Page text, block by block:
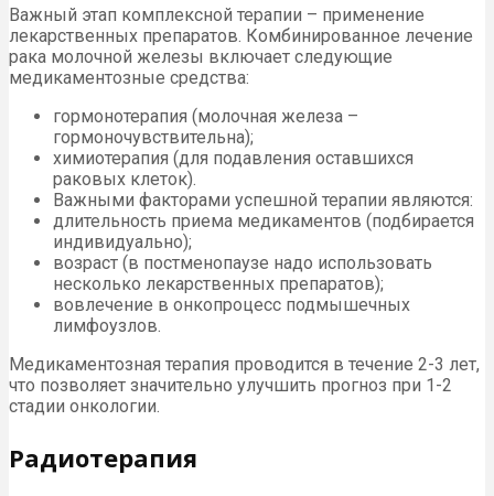
Важный этап комплексной терапии – применение
лекарственных препаратов. Комбинированное лечение
рака молочной железы включает следующие
медикаментозные средства:
гормонотерапия (молочная железа –
гормоночувствительна);
химиотерапия (для подавления оставшихся
раковых клеток).
Важными факторами успешной терапии являются:
длительность приема медикаментов (подбирается
индивидуально);
возраст (в постменопаузе надо использовать
несколько лекарственных препаратов);
вовлечение в онкопроцесс подмышечных
лимфоузлов.
Медикаментозная терапия проводится в течение 2-3 лет,
что позволяет значительно улучшить прогноз при 1-2
стадии онкологии.
Радиотерапия